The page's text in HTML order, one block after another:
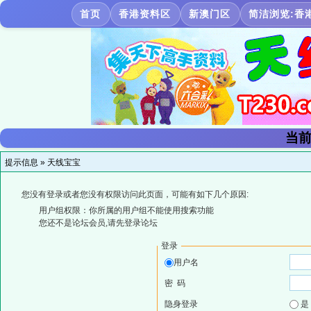
首页 香港资料区 新澳门区 简洁浏览:香
当
提示信息 » 天线宝宝
您没有登录或者您没有权限访问此页面，可能有如下几个原因:
用户组权限：你所属的用户组不能使用搜索功能
您还不是论坛会员,请先登录论坛
登录
用户名
密 码
隐身登录